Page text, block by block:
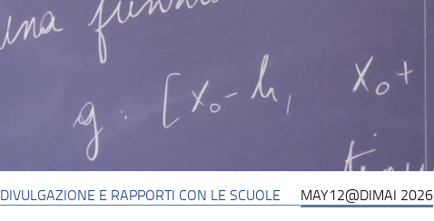
DIVULGAZIONE E RAPPORTI CON LE SCUOLE MAY12@DIMAI 2026